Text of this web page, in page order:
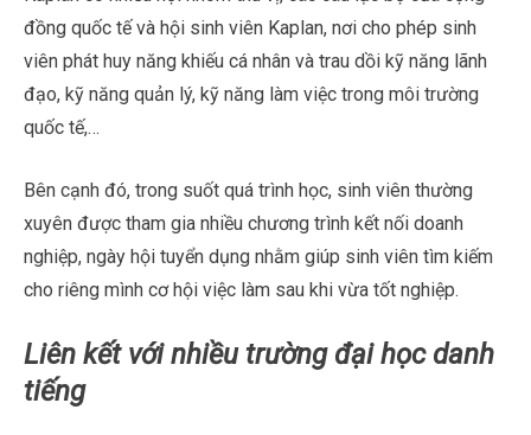
đồng quốc tế và hội sinh viên Kaplan, nơi cho phép sinh
viên phát huy năng khiếu cá nhân và trau dồi kỹ năng lãnh
đạo, kỹ năng quản lý, kỹ năng làm việc trong môi trường
quốc tế,…
Bên cạnh đó, trong suốt quá trình học, sinh viên thường
xuyên được tham gia nhiều chương trình kết nối doanh
nghiệp, ngày hội tuyển dụng nhằm giúp sinh viên tìm kiếm
cho riêng mình cơ hội việc làm sau khi vừa tốt nghiệp.
Liên kết với nhiều trường đại học danh
tiếng